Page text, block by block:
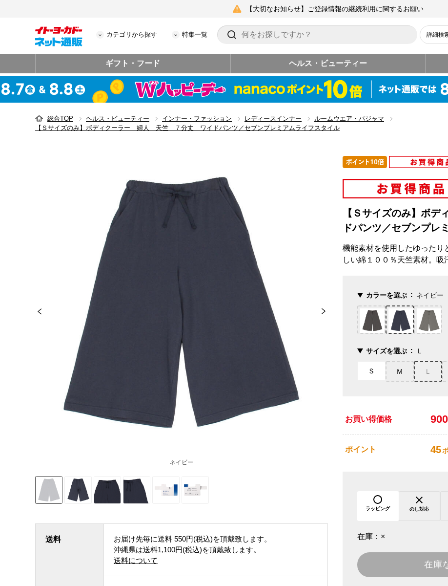
【大切なお知らせ】ご登録情報の継続利用に関するお願い
カテゴリから探す 特集一覧 詳細検
ギフト・フード ヘルス・ビューティー
総合TOP ヘルス・ビューティー インナー・ファッション レディースインナー
ルームウエア・パジャマ
【Ｓサイズのみ】ボディクーラー 婦人 天竺 ７分丈 ワイドパンツ／セブンプレミアムライフスタイル
ネイビー
送料 お届け先毎に送料 550円(税込)を頂戴致します。
沖縄県は送料1,100円(税込)を頂戴致します。
送料について
【Ｓサイズのみ】ボ
ドパンツ／セブンプレ
機能素材を使用したゆったり
しい綿１００％天竺素材。吸
カラーを選ぶ ネイビー
サイズを選ぶ Ｌ
Ｓ Ｍ Ｌ
お買い得価格
ポイント 45
ラッピング のし対応
在庫： ×
在庫